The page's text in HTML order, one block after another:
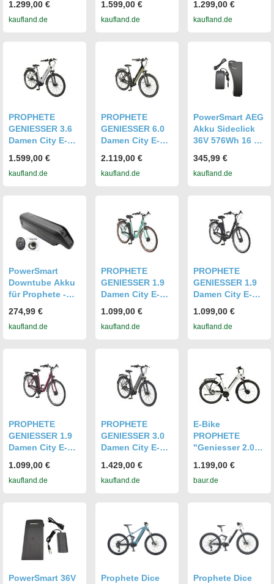
| e-novation
Vorderradmotor
Shimano 7-Gang
Nabenschaltung
1.299,00 €
kaufland.de
AEG
ComfortDrive II
Akku bis 170 km,
Shimano 7-Gang
Nabenschaltung
1.599,00 €
kaufland.de
| e-novation
Vorderradmotor
Shimano 7-Gang
Nabenschaltung
1.299,00 €
kaufland.de
PROPHETE
GENIESSER 3.6
Damen City E-
AEG
ComfortDrive II
Akku bis 170 km,
Shimano 7-Gang
Nabenschaltung
1.599,00 €
kaufland.de
PROPHETE
GENIESSER 6.0
Damen City E-
Mittelmotor 100
Nm, 780 Wh
Nabenschaltung,
hydraulische
Bremsen
2.119,00 €
kaufland.de
PowerSmart AEG
Akku Sideclick
36V 576Wh 16 Ah
ZZ2341005 für
Prophete
345,99 €
kaufland.de
PowerSmart
Downtube Akku
für Prophete -
460.8Wh - Smart
BMS Canbus -
GENIESSER
22.EMC.20
274,99 €
kaufland.de
PROPHETE
GENIESSER 1.9
Damen City E-
e-novation
Vorderradmotor
bis 100 km,
Shimano 7-Gang
Nabenschaltung
1.099,00 €
kaufland.de
PROPHETE
GENIESSER 1.9
Damen City E-
e-novation
Vorderradmotor
bis 100 km,
Shimano 7-Gang
Nabenschaltung
1.099,00 €
kaufland.de
PROPHETE
GENIESSER 1.9
Damen City E-
e-novation
Vorderradmotor
bis 100 km,
Shimano 7-Gang
Nabenschaltung
1.099,00 €
kaufland.de
PROPHETE
GENIESSER 3.0
Damen City E-
ComfortDrive II
Mittelmotor 70
Nabenschaltung,
hydraulische
Bremsen
1.429,00 €
kaufland.de
E-Bike
PROPHETE
"Geniesser 2.0"
(kreide matt,
schwarz),
Topseller
1.199,00 €
baur.de
PowerSmart 36V
Prophete Dice
Prophete Dice